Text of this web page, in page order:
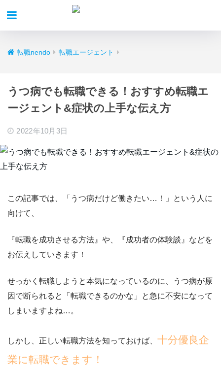
転職nendo 転職エージェント
うつ病でも転職できる！おすすめ転職エ
ージェント&症状の上手な伝え方
2022年10月3日
この記事では、 「うつ病だけど働きたい…！ 」
という人に
向けて、
『転職を成功させる方法』や、『成功者の体験談』 などを
お伝えしていきます！
せっかく転職しようと本気になっているのに、うつ病が原
因で断られると「転職できるのかな」と急に不安になって
しまいますよね…。
しかし、正しい転職方法を知っておけば、 十分優良企
業に転職できます！